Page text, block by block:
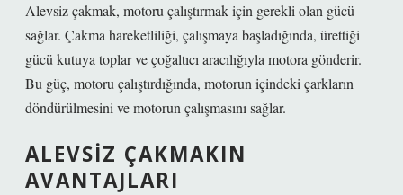
Alevsiz çakmak, motoru çalıştırmak için gerekli olan gücü
sağlar. Çakma hareketliliği, çalışmaya başladığında, ürettiği
gücü kutuya toplar ve çoğaltıcı aracılığıyla motora gönderir.
Bu güç, motoru çalıştırdığında, motorun içindeki çarkların
döndürülmesini ve motorun çalışmasını sağlar.
ALEVSIZ ÇAKMAKIN
AVANTAJLARI